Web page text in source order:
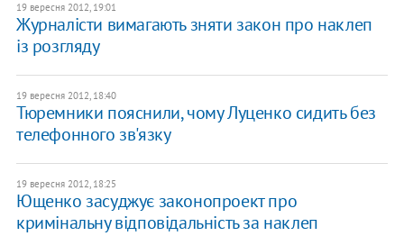
19 вересня 2012, 19:01
Журналісти вимагають зняти закон про наклеп
із розгляду
19 вересня 2012, 18:40
Тюремники пояснили, чому Луценко сидить без
телефонного зв'язку
19 вересня 2012, 18:25
Ющенко засуджує законопроект про
кримінальну відповідальність за наклеп